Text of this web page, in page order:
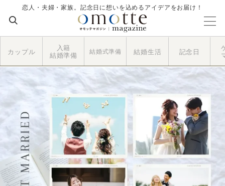
恋人・夫婦・家族。記念日に想いを込めるアイデアをお届け！
カップル
入籍
結婚準備
結婚式準備 結婚生活 記念日